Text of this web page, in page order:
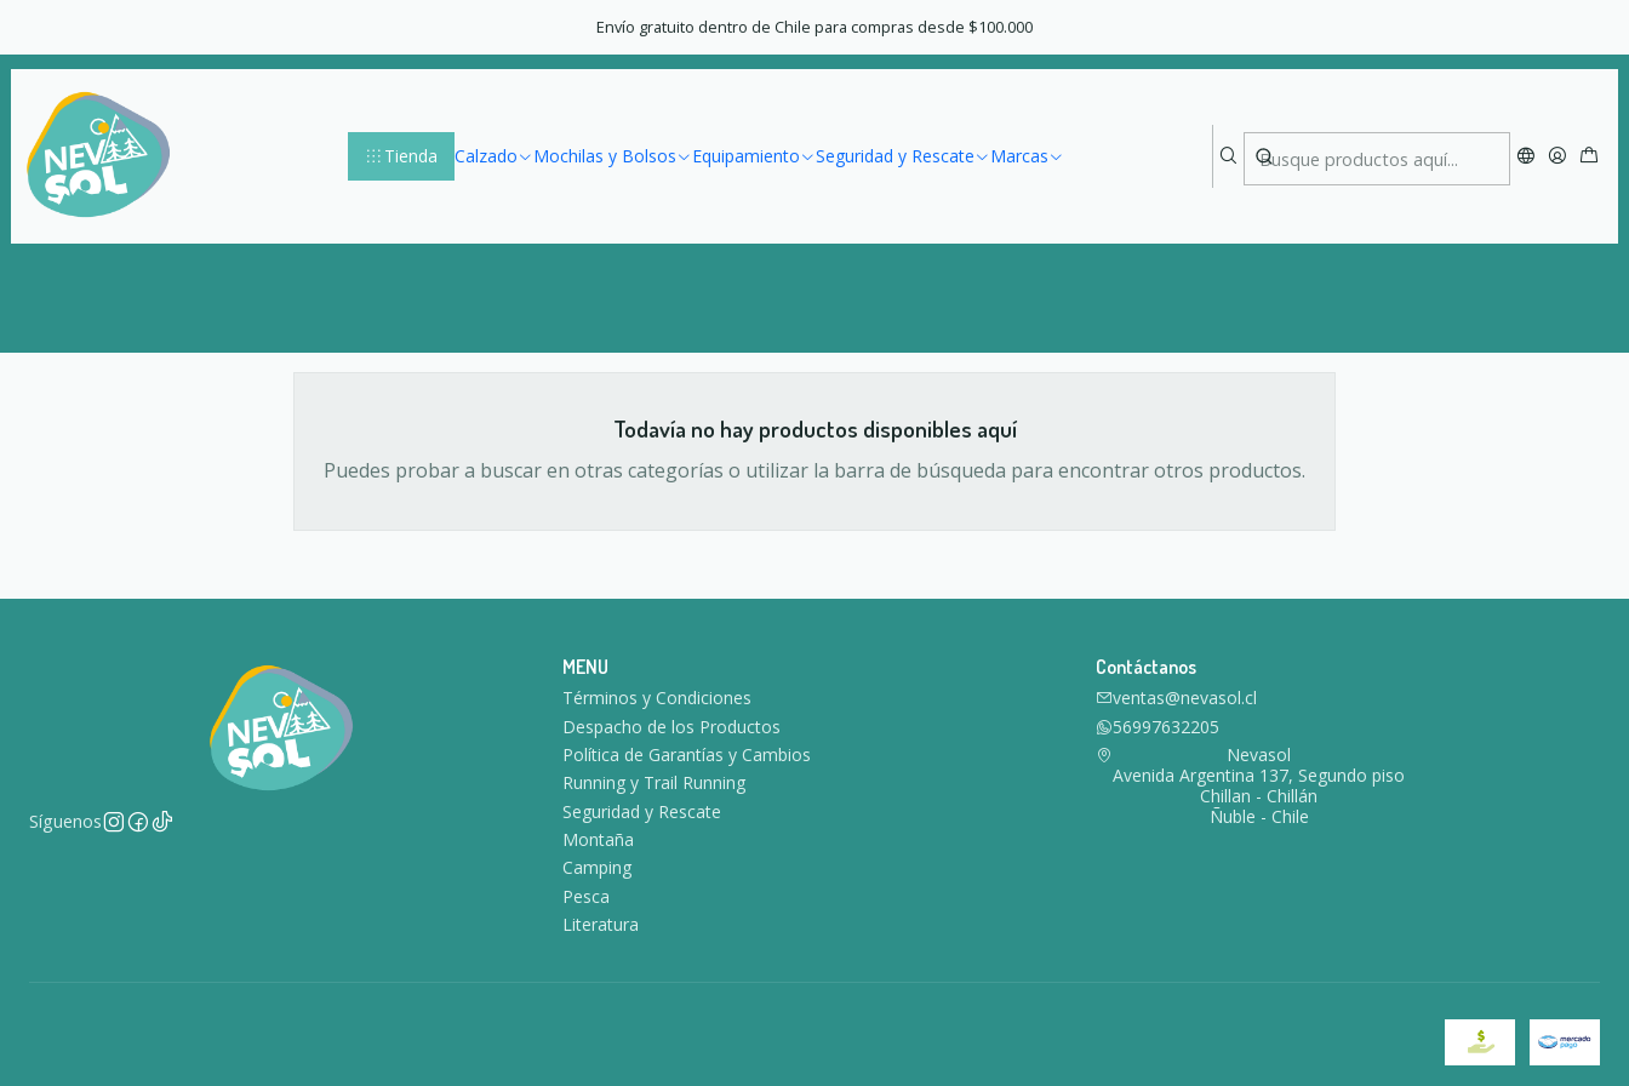
Tienda Calzado Mochilas y Bolsos Equipamiento Seguridad y Rescate Marcas
Envío gratuito dentro de Chile para compras desde $100.000
Inicio mercadolibre
mercadolibre
Todavía no hay productos disponibles aquí
Puedes probar a buscar en otras categorías o utilizar la barra de búsqueda para encontrar otros productos.
Síguenos
MENU
Términos y Condiciones
Despacho de los Productos
Política de Garantías y Cambios
Running y Trail Running
Seguridad y Rescate
Montaña
Camping
Pesca
Literatura
Contáctanos
ventas@nevasol.cl
56997632205
Nevasol
Avenida Argentina 137, Segundo piso
Chillan - Chillán
Ñuble - Chile